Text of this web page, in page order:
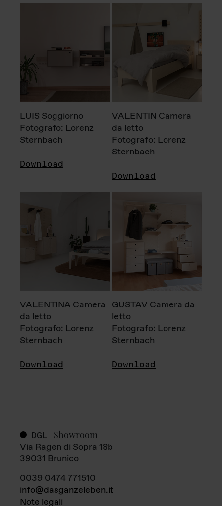
LUIS Soggiorno
Fotografo: Lorenz
Sternbach
Download
VALENTIN Camera
da letto
Fotografo: Lorenz
Sternbach
Download
VALENTINA Camera
da letto
Fotografo: Lorenz
Sternbach
Download
GUSTAV Camera da
letto
Fotografo: Lorenz
Sternbach
Download
DGL Showroom
Via Ragen di Sopra 18b
39031 Brunico
0039 0474 771510
info@dasganzeleben.it
Note legali